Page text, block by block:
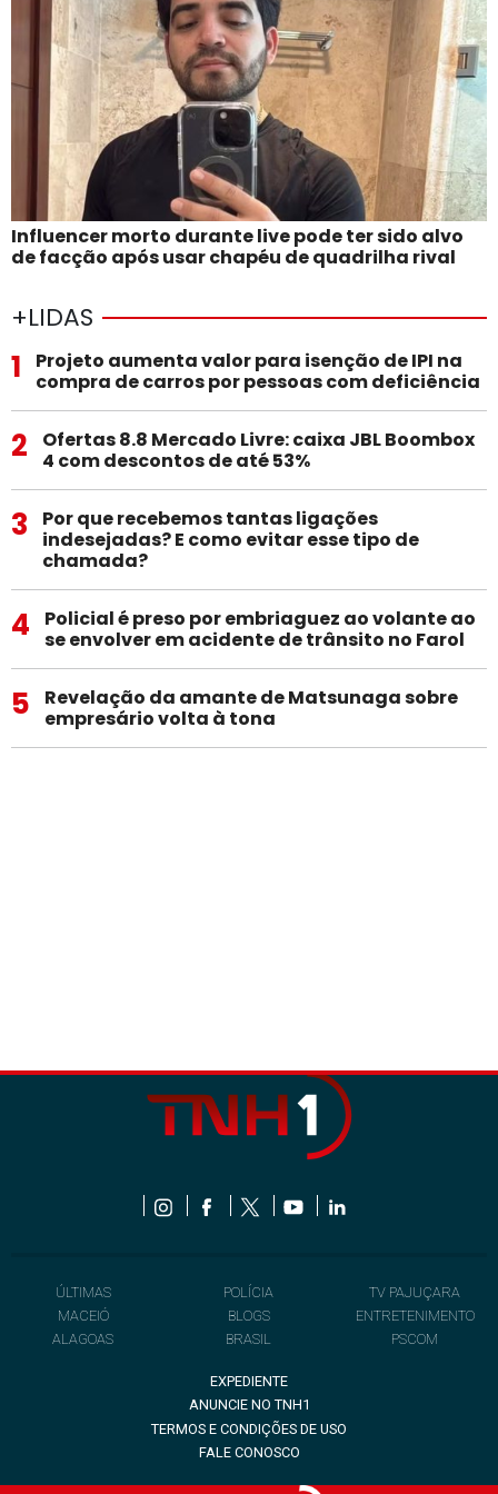
Influencer morto durante live pode ter sido alvo
de facção após usar chapéu de quadrilha rival
+LIDAS
1
Projeto aumenta valor para isenção de IPI na
compra de carros por pessoas com deficiência
2
Ofertas 8.8 Mercado Livre: caixa JBL Boombox
4 com descontos de até 53%
3
Por que recebemos tantas ligações
indesejadas? E como evitar esse tipo de
chamada?
4
Policial é preso por embriaguez ao volante ao
se envolver em acidente de trânsito no Farol
5
Revelação da amante de Matsunaga sobre
empresário volta à tona
ÚLTIMAS
MACEIÓ
ALAGOAS
POLÍCIA
BLOGS
BRASIL
TV PAJUÇARA
ENTRETENIMENTO
PSCOM
EXPEDIENTE
ANUNCIE NO TNH1
TERMOS E CONDIÇÕES DE USO
FALE CONOSCO